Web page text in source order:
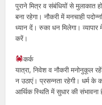
पुराने मित्र व संबंधियों से मुलाकात
बना रहेगा। नौकरी में मनचाही
ध्यान दें। रुका धन मिलेगा।
करें।
कर्क
यात्रा, निवेश व नौकरी मनोनुकूल
न उठाएं। प्रसन्नता रहेगी। धर्म के
आर्थिक स्थिति में सुधार की संभावना